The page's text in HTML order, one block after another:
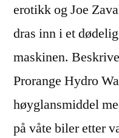
erotikk og Joe
dras inn i et
maskinen.
Prorange Hydro
høyglansmiddel
på våte biler etter